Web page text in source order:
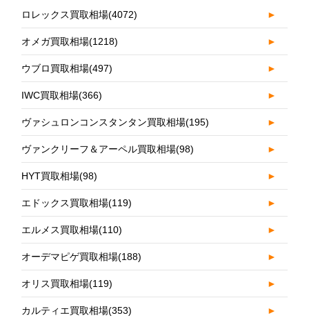
ロレックス買取相場(4072) ►
オメガ買取相場(1218) ►
ウブロ買取相場(497) ►
IWC買取相場(366) ►
ヴァシュロンコンスタンタン買取相場(195) ►
ヴァンクリーフ＆アーペル買取相場(98) ►
HYT買取相場(98) ►
エドックス買取相場(119) ►
エルメス買取相場(110) ►
オーデマピゲ買取相場(188) ►
オリス買取相場(119) ►
カルティエ買取相場(353) ►